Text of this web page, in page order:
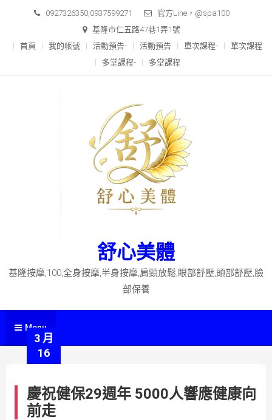
content
0927326350,0937599271
官方Line，@spa100
基隆市仁五路47巷1弄1號
首頁
我的帳號 活動預告- 活動預告 單次課程-
單次課程
多堂課程-
多堂課程
舒心美體
基隆按摩,100,全身按摩,半身按摩,肩頸放鬆,眼部舒壓,頭部舒壓,臉
部保養
Menu
3 月
16
慶祝健保29週年 5000人響應健康向
前走